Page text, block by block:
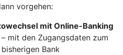
vorgehen:
mit Online-Banking
mit den Zugangsdaten zum
Bank